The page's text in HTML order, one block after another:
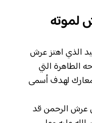
لموته
الذي اهتز عرش
الطاهرة التي
لهدف أسمى
عرش الرحمن قد